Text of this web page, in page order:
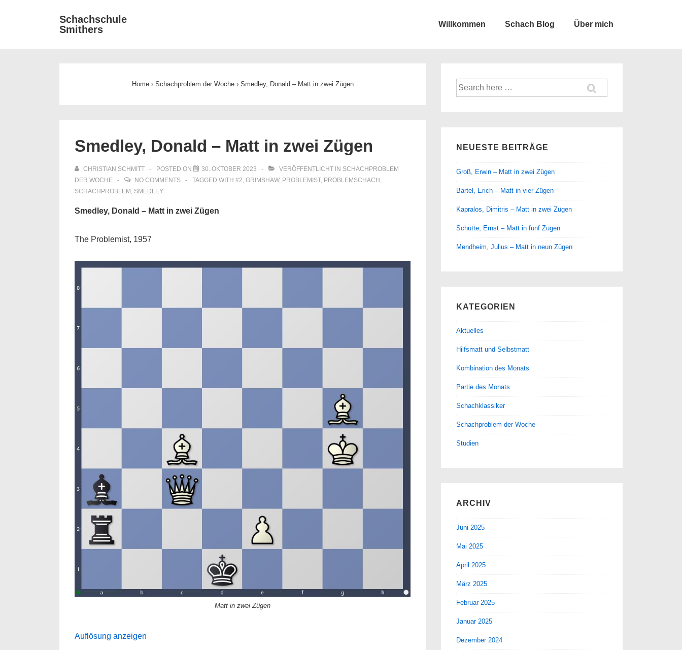
Schachschule
Smithers
Willkommen Schach Blog Über mich
Home › Schachproblem der Woche › Smedley, Donald – Matt in zwei Zügen
Smedley, Donald – Matt in zwei Zügen
CHRISTIAN SCHMITT POSTED ON 30. OKTOBER 2023 VERÖFFENTLICHT IN SCHACHPROBLEM
DER WOCHE
NO COMMENTS TAGGED WITH #2, GRIMSHAW, PROBLEMIST, PROBLEMSCHACH ,
SCHACHPROBLEM , SMEDLEY
Smedley, Donald – Matt in zwei Zügen
The Problemist, 1957
Matt in zwei Zügen
Auflösung anzeigen
Suche
nach:
NEUESTE BEITRÄGE
Groß, Erwin – Matt in zwei Zügen
Bartel, Erich – Matt in vier Zügen
Kapralos, Dimitris – Matt in zwei Zügen
Schütte, Ernst – Matt in fünf Zügen
Mendheim, Julius – Matt in neun Zügen
KATEGORIEN
Aktuelles
Hilfsmatt und Selbstmatt
Kombination des Monats
Partie des Monats
Schachklassiker
Schachproblem der Woche
Studien
ARCHIV
Juni 2025
Mai 2025
April 2025
März 2025
Februar 2025
Januar 2025
Dezember 2024